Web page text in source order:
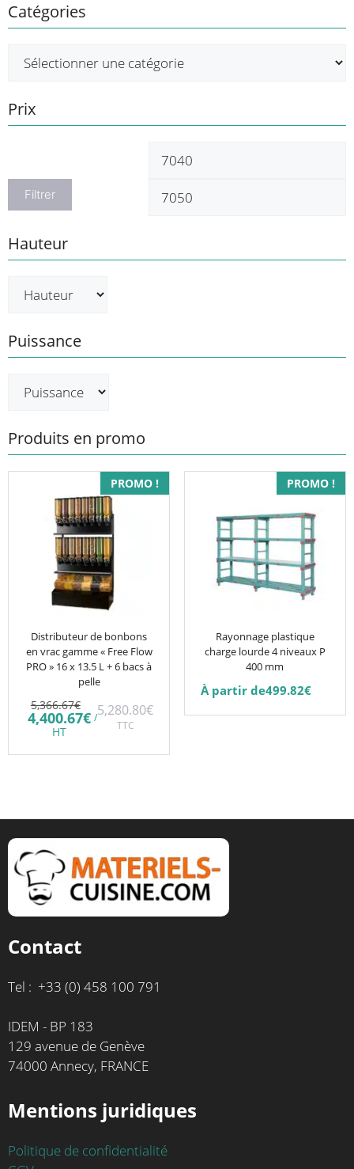
Catégories
Prix
Prix
Filtrer
Hauteur
Puissance
Produits en promo
PROMO !
Distributeur de bonbons
en vrac gamme « Free Flow
PRO » 16 x 13.5 L + 6 bacs à
pelle
5,366.67€ Le
prix
initial
5,366.67€.
4,400.67€Le
est :
HT
/5,280.80€
TTC
PROMO !
Rayonnage plastique
charge lourde 4 niveaux P
400 mm
À partir de499.82€
plusieurs
variations.
choisies
page
Contact
Tel : +33 (0) 458 100 791
IDEM - BP 183
129 avenue de Genève
74000 Annecy, FRANCE
Mentions juridiques
Politique de confidentialité